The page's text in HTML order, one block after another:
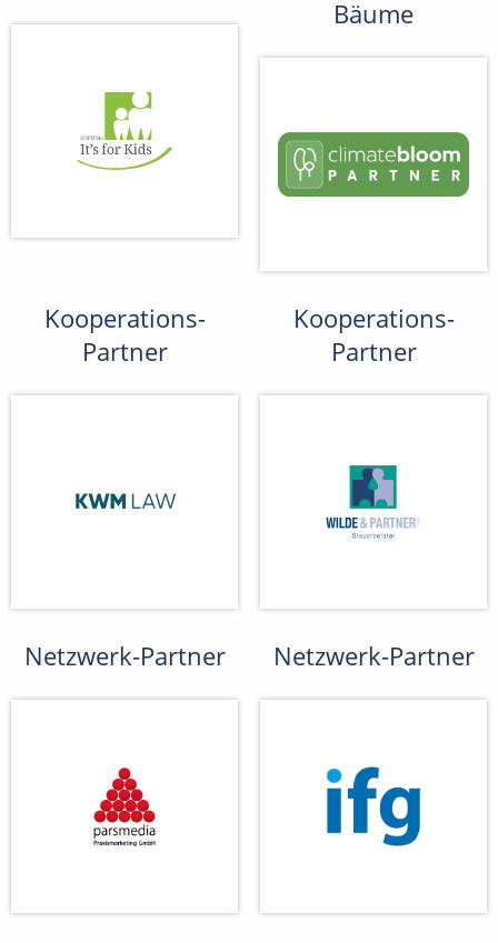
Bäume
Kooperations-
Partner
Kooperations-
Partner
Netzwerk-Partner Netzwerk-Partner